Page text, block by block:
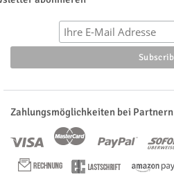
Zahlungsmöglichkeiten bei Partnern